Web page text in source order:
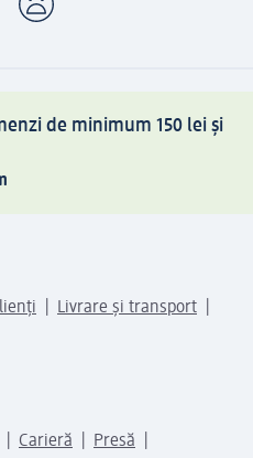
de minimum 150 lei și
Livrare și transport
Carieră
Presă